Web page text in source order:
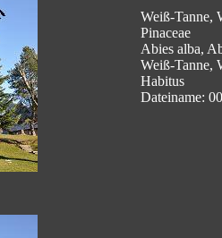
Weiß-Tanne,
Pinaceae
Abies alba,
Weiß-Tanne,
Habitus
Dateiname: